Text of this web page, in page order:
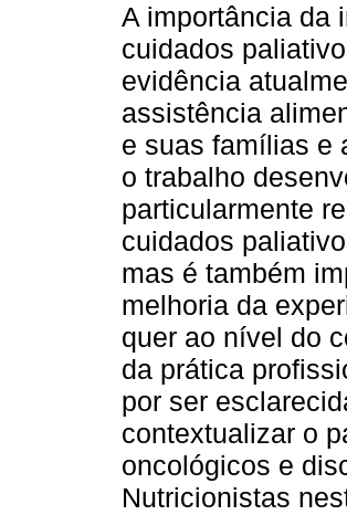
A importância da
cuidados
evidência
assistência
e suas famílias e
o trabalho
particularmente
cuidados
mas é também
melhoria da
quer ao nível do
da prática
por ser
contextualizar o
oncológicos e
Nutricionistas